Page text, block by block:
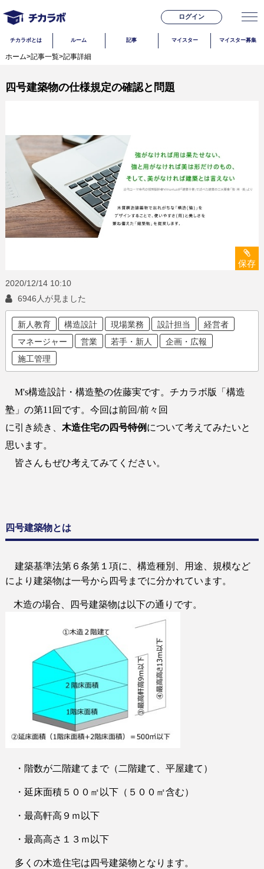
ログイン
チカラボとは ルーム 記事 マイスター マイスター募集
ホーム>記事一覧>記事詳細
四号建築物の仕様規定の確認と問題
保存
2020/12/14 10:10
6946人が見ました
新人教育 構造設計 現場業務 設計担当
経営者
マネージャー
営業 若手・新人
企画・広報
施工管理
M's構造設計・ 構造塾の佐藤実です。チカラボ版「構造
塾」の第11回です。今回は前回/前々回
に引き続き、 木造住宅の四号特例 について考えてみたいと
思います。
皆さんもぜひ考えてみてください。
四号建築物とは
建築基準法第６条第１項に、構造種別、用途、規模など
により建築物は一号から四号までに分かれています。
木造の場合、四号建築物は以下の通りです。
・階数が二階建てまで（二階建て、平屋建て）
・延床面積５００㎡以下（５００㎡含む）
・最高軒高９ｍ以下
・最高高さ１３ｍ以下
多くの木造住宅は四号建築物となります。